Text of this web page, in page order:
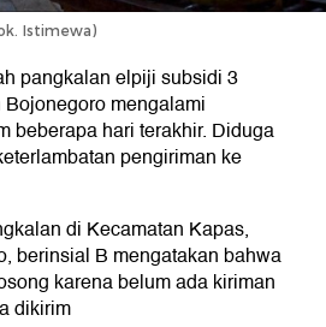
Istimewa)
pangkalan elpiji subsidi 3
mengalami
beberapa hari terakhir. Diduga
pengiriman ke
di Kecamatan Kapas,
berinsial B mengatakan bahwa
karena belum ada kiriman
dikirim